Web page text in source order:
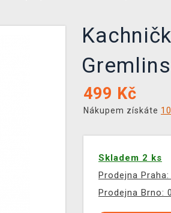
499 Kč
Nákupem získáte
Skladem 2 ks
Prodejna
Prodejna Brno: